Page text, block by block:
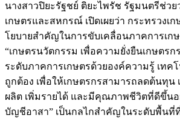
นางสาวปิยะรัฐชย์ ติยะไพรัช รัฐมนตรีช่วย
เกษตรและสหกรณ์ เปิดเผยว่า กระทรวง
โยบายสำคัญในการขับเคลื่อนภาคการเก
“เกษตรนวัตกรรม เพื่อความยั่งยืนเกษตรก
ระดับภาคการเกษตรด้วยองค์ความรู้ เทค
ถูกต้อง เพื่อให้เกษตรกรสามารถลดต้นทุน
ผลิต เพิ่มรายได้ และมีคุณภาพชีวิตที่ดีขึ้นอ
บัญชีอาสา” เป็นกลไกสำคัญในระดับพื้นที่